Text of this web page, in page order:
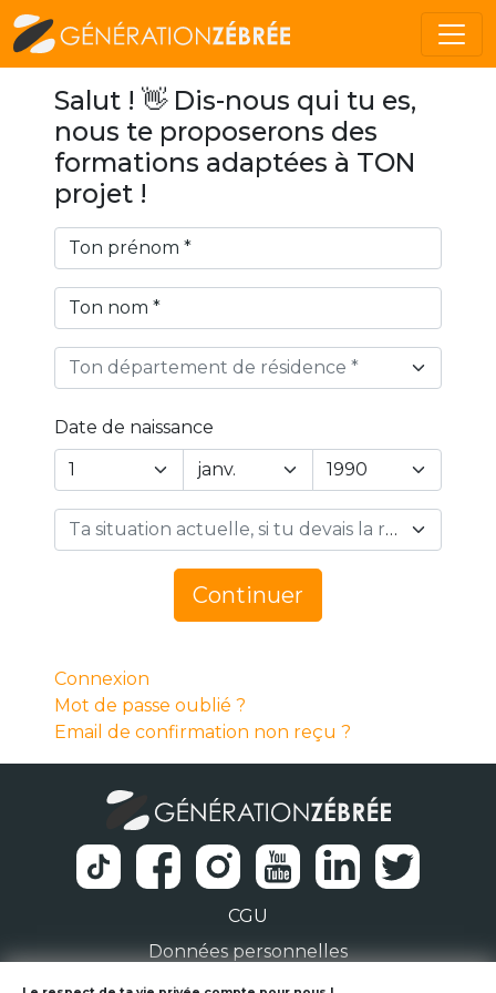
Salut ! 👋 Dis-nous qui tu es,
nous te proposerons des
formations adaptées à TON
projet !
Ton département de résidence *
Date de naissance
Year
Day
Ta situation actuelle, si tu devais la résumer en 1 mot… *
Continuer
Connexion
Mot de passe oublié ?
Email de confirmation non reçu ?
CGU
Données personnelles